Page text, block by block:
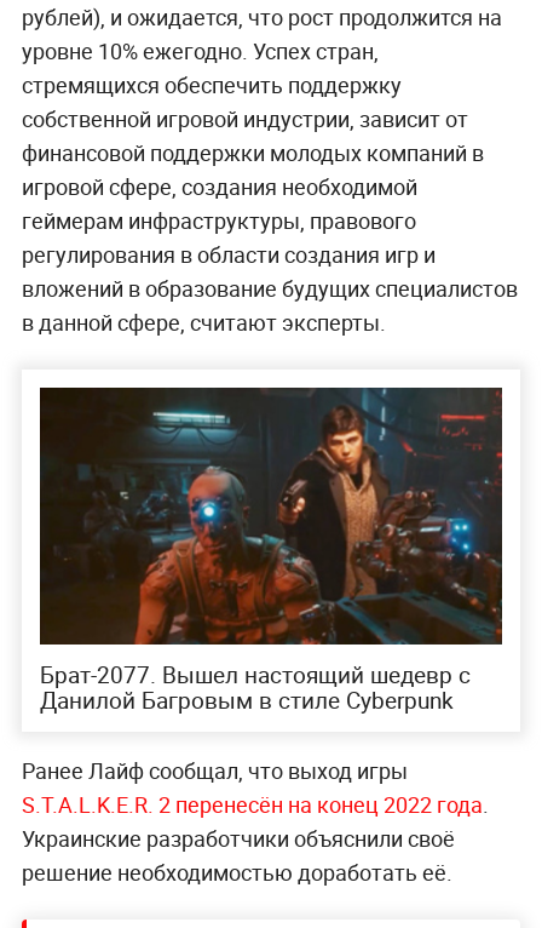
рублей), и ожидается, что рост продолжится на
уровне 10% ежегодно. Успех стран,
стремящихся обеспечить поддержку
собственной игровой индустрии, зависит от
финансовой поддержки молодых компаний в
игровой сфере, создания необходимой
геймерам инфраструктуры, правового
регулирования в области создания игр и
вложений в образование будущих специалистов
в данной сфере, считают эксперты.
Брат-2077. Вышел настоящий шедевр с
Данилой Багровым в стиле Cyberpunk
Ранее Лайф сообщал, что выход игры
S.T.A.L.K.E.R. 2 перенесён на конец 2022 года.
Украинские разработчики объяснили своё
решение необходимостью доработать её.